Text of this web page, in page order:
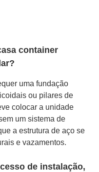
container
uma fundação
ou pilares de
colocar a unidade
um sistema de
a estrutura de aço se
e vazamentos.
de instalação,